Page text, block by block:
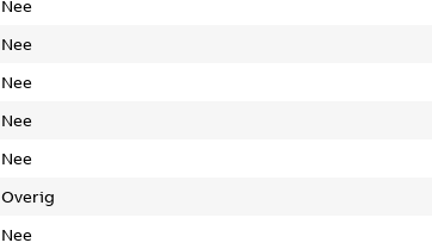
Nee
Nee
Nee
Nee
Nee
Overig
Nee